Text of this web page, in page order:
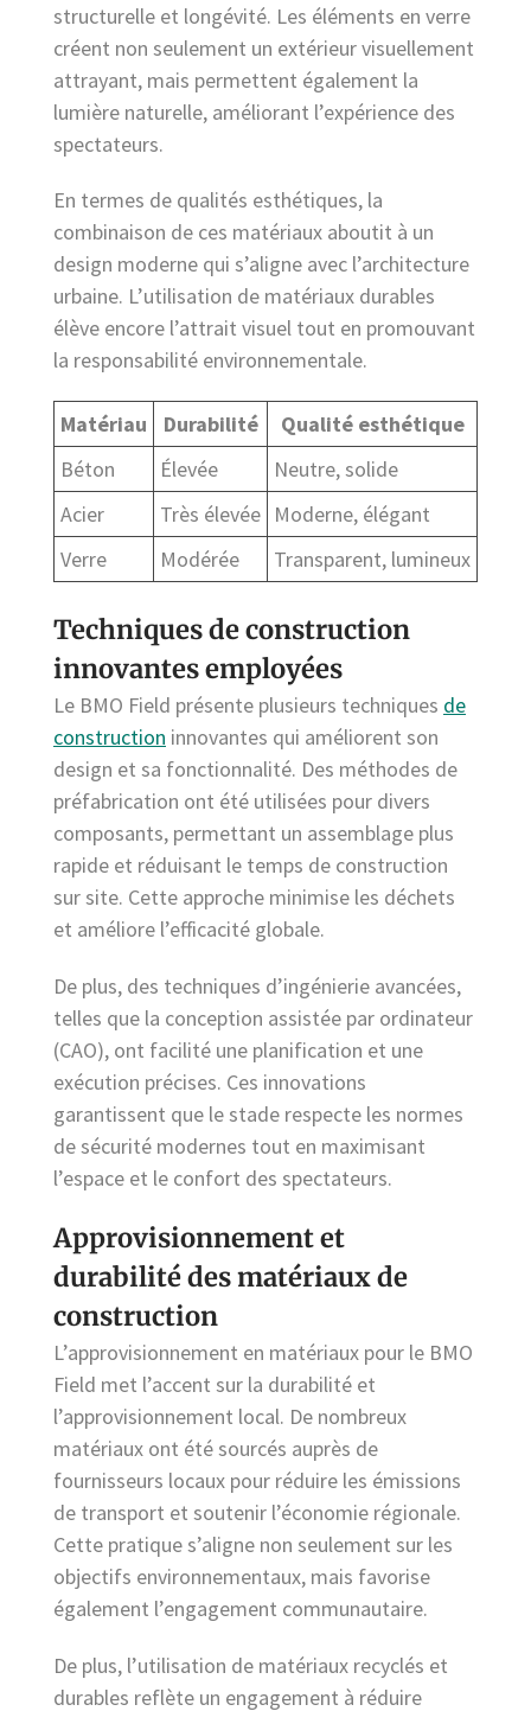
structurelle et longévité. Les éléments en verre
créent non seulement un extérieur visuellement
attrayant, mais permettent également la
lumière naturelle, améliorant l’expérience des
spectateurs.
En termes de qualités esthétiques, la
combinaison de ces matériaux aboutit à un
design moderne qui s’aligne avec l’architecture
urbaine. L’utilisation de matériaux durables
élève encore l’attrait visuel tout en promouvant
la responsabilité environnementale.
Matériau Durabilité
Qualité esthétique
Béton
Élevée
Neutre, solide
Acier
Très élevée Moderne, élégant
Verre
Modérée Transparent, lumineux
Techniques de construction
innovantes employées
Le BMO Field présente plusieurs techniques de
construction innovantes qui améliorent son
design et sa fonctionnalité. Des méthodes de
préfabrication ont été utilisées pour divers
composants, permettant un assemblage plus
rapide et réduisant le temps de construction
sur site. Cette approche minimise les déchets
et améliore l’efficacité globale.
De plus, des techniques d’ingénierie avancées,
telles que la conception assistée par ordinateur
(CAO), ont facilité une planification et une
exécution précises. Ces innovations
garantissent que le stade respecte les normes
de sécurité modernes tout en maximisant
l’espace et le confort des spectateurs.
Approvisionnement et
durabilité des matériaux de
construction
L’approvisionnement en matériaux pour le BMO
Field met l’accent sur la durabilité et
l’approvisionnement local. De nombreux
matériaux ont été sourcés auprès de
fournisseurs locaux pour réduire les émissions
de transport et soutenir l’économie régionale.
Cette pratique s’aligne non seulement sur les
objectifs environnementaux, mais favorise
également l’engagement communautaire.
De plus, l’utilisation de matériaux recyclés et
durables reflète un engagement à réduire